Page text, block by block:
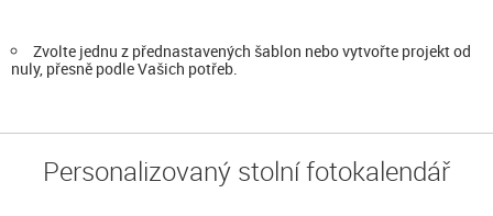
Zvolte jednu z přednastavených šablon nebo vytvořte projekt od
nuly, přesně podle Vašich potřeb.
Personalizovaný stolní fotokalendář